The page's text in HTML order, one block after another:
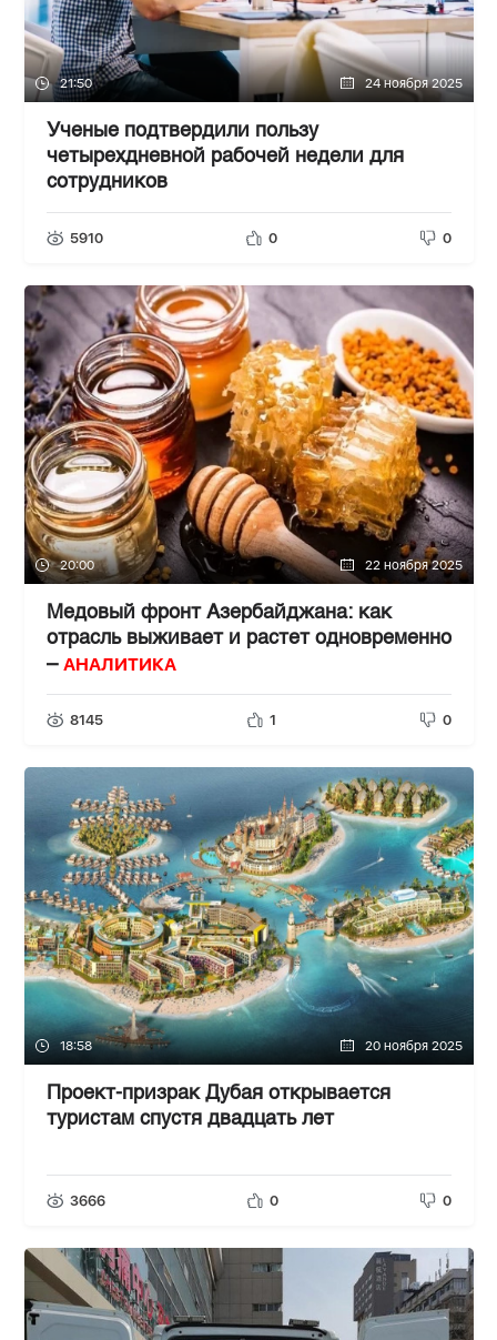
21:50 24 ноября 2025
Ученые подтвердили пользу
четырехдневной рабочей недели для
сотрудников
5910 0 0
20:00 22 ноября 2025
Медовый фронт Азербайджана: как
отрасль выживает и растет одновременно
– АНАЛИТИКА
8145 1 0
18:58 20 ноября 2025
Проект-призрак Дубая открывается
туристам спустя двадцать лет
3666 0 0